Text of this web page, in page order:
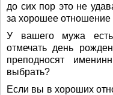
до сих пор это не
за хорошее отношение
У вашего мужа есть
отмечать день
преподносят
выбрать?
Если вы в хороших